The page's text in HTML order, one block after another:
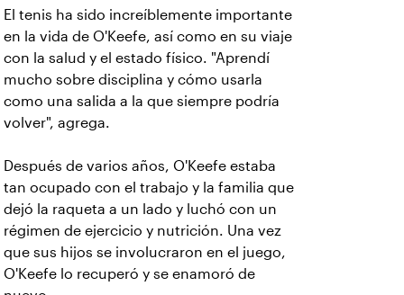
El tenis ha sido increíblemente importante
en la vida de O'Keefe, así como en su viaje
con la salud y el estado físico. "Aprendí
mucho sobre disciplina y cómo usarla
como una salida a la que siempre podría
volver", agrega.
Después de varios años, O'Keefe estaba
tan ocupado con el trabajo y la familia que
dejó la raqueta a un lado y luchó con un
régimen de ejercicio y nutrición. Una vez
que sus hijos se involucraron en el juego,
O'Keefe lo recuperó y se enamoró de